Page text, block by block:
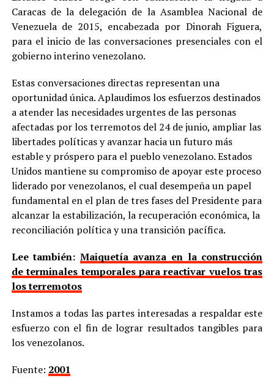
Caracas de la delegación de la Asamblea Nacional de
Venezuela de 2015, encabezada por Dinorah Figuera,
para el inicio de las conversaciones presenciales con el
gobierno interino venezolano.
Estas conversaciones directas representan una
oportunidad única. Aplaudimos los esfuerzos destinados
a atender las necesidades urgentes de las personas
afectadas por los terremotos del 24 de junio, ampliar las
libertades políticas y avanzar hacia un futuro más
estable y próspero para el pueblo venezolano. Estados
Unidos mantiene su compromiso de apoyar este proceso
liderado por venezolanos, el cual desempeña un papel
fundamental en el plan de tres fases del Presidente para
alcanzar la estabilización, la recuperación económica, la
reconciliación política y una transición pacífica.
Lee también: Maiquetía avanza en la construcción
de terminales temporales para reactivar vuelos tras
los terremotos
Instamos a todas las partes interesadas a respaldar este
esfuerzo con el fin de lograr resultados tangibles para
los venezolanos.
Fuente: 2001